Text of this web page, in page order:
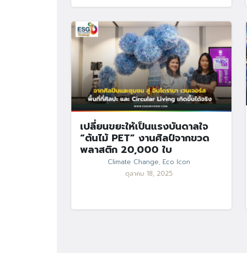
เปลี่ยนขยะให้เป็นแรงบันดาลใจ
“ต้นไม้ PET” งานศิลป์จากขวด
พลาสติก 20,000 ใบ
Climate Change, Eco Icon
ตุลาคม 18, 2025